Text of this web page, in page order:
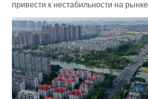
привести к нестабильности на